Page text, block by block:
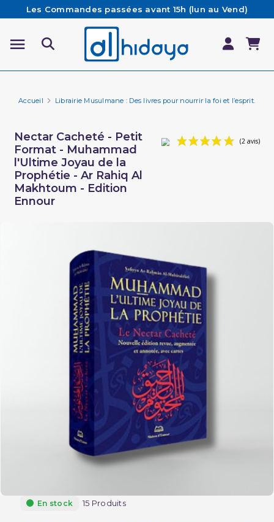
Les Commandes passées avant 15h (lun au Vend)
sont préparées et expédiées le jour même
Besoin d'aide ? Retrouvez notre FAQ
Livraison offerte à partir de 65€ d'achat*
Accueil Librairie Musulmane : Des livres pour nourrir la foi et l’esprit.
Nectar Cacheté - Petit
Format - Muhammad
l'Ultime Joyau de la
Prophétie - Ar Rahiq Al
Makhtoum - Edition
Ennour
En stock 15 Produits